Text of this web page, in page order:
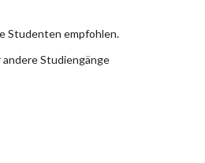
Studenten empfohlen.
Studiengänge